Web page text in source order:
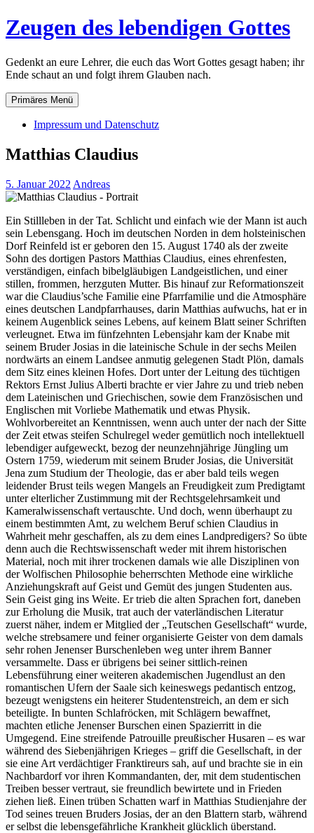
Zum
Inhalt
Zeugen des lebendigen Gottes
Gedenkt an eure Lehrer, die euch das Wort Gottes gesagt haben; ihr
Ende schaut an und folgt ihrem Glauben nach.
Primäres Menü
Impressum und Datenschutz
Matthias Claudius
5. Januar 2022 Andreas
Ein Stillleben in der Tat. Schlicht und einfach wie der Mann ist auch
sein Lebensgang. Hoch im deutschen Norden in dem holsteinischen
Dorf Reinfeld ist er geboren den 15. August 1740 als der zweite
Sohn des dortigen Pastors Matthias Claudius, eines ehrenfesten,
verständigen, einfach bibelgläubigen Landgeistlichen, und einer
stillen, frommen, herzguten Mutter. Bis hinauf zur Reformationszeit
war die Claudius’sche Familie eine Pfarrfamilie und die Atmosphäre
eines deutschen Landpfarrhauses, darin Matthias aufwuchs, hat er in
keinem Augenblick seines Lebens, auf keinem Blatt seiner Schriften
verleugnet. Etwa im fünfzehnten Lebensjahr kam der Knabe mit
seinem Bruder Josias in die lateinische Schule in der sechs Meilen
nordwärts an einem Landsee anmutig gelegenen Stadt Plön, damals
dem Sitz eines kleinen Hofes. Dort unter der Leitung des tüchtigen
Rektors Ernst Julius Alberti brachte er vier Jahre zu und trieb neben
dem Lateinischen und Griechischen, sowie dem Französischen und
Englischen mit Vorliebe Mathematik und etwas Physik.
Wohlvorbereitet an Kenntnissen, wenn auch unter der nach der Sitte
der Zeit etwas steifen Schulregel weder gemütlich noch intellektuell
lebendiger aufgeweckt, bezog der neunzehnjährige Jüngling um
Ostern 1759, wiederum mit seinem Bruder Josias, die Universität
Jena zum Studium der Theologie, das er aber bald teils wegen
leidender Brust teils wegen Mangels an Freudigkeit zum Predigtamt
unter elterlicher Zustimmung mit der Rechtsgelehrsamkeit und
Kameralwissenschaft vertauschte. Und doch, wenn überhaupt zu
einem bestimmten Amt, zu welchem Beruf schien Claudius in
Wahrheit mehr geschaffen, als zu dem eines Landpredigers? So übte
denn auch die Rechtswissenschaft weder mit ihrem historischen
Material, noch mit ihrer trockenen damals wie alle Disziplinen von
der Wolfischen Philosophie beherrschten Methode eine wirkliche
Anziehungskraft auf Geist und Gemüt des jungen Studenten aus.
Sein Geist ging ins Weite. Er trieb die alten Sprachen fort, daneben
zur Erholung die Musik, trat auch der vaterländischen Literatur
zuerst näher, indem er Mitglied der „Teutschen Gesellschaft“ wurde,
welche strebsamere und feiner organisierte Geister von dem damals
sehr rohen Jenenser Burschenleben weg unter ihrem Banner
versammelte. Dass er übrigens bei seiner sittlich-reinen
Lebensführung einer weiteren akademischen Jugendlust an den
romantischen Ufern der Saale sich keineswegs pedantisch entzog,
bezeugt wenigstens ein heiterer Studentenstreich, an dem er sich
beteiligte. In bunten Schlafröcken, mit Schlägern bewaffnet,
machten etliche Jenenser Burschen einen Spazierritt in die
Umgegend. Eine streifende Patrouille preußischer Husaren – es war
während des Siebenjährigen Krieges – griff die Gesellschaft, in der
sie eine Art verdächtiger Franktireurs sah, auf und brachte sie in ein
Nachbardorf vor ihren Kommandanten, der, mit dem studentischen
Treiben besser vertraut, sie freundlich bewirtete und in Frieden
ziehen ließ. Einen trüben Schatten warf in Matthias Studienjahre der
Tod seines treuen Bruders Josias, der an den Blattern starb, während
er selbst die lebensgefährliche Krankheit glücklich überstand.